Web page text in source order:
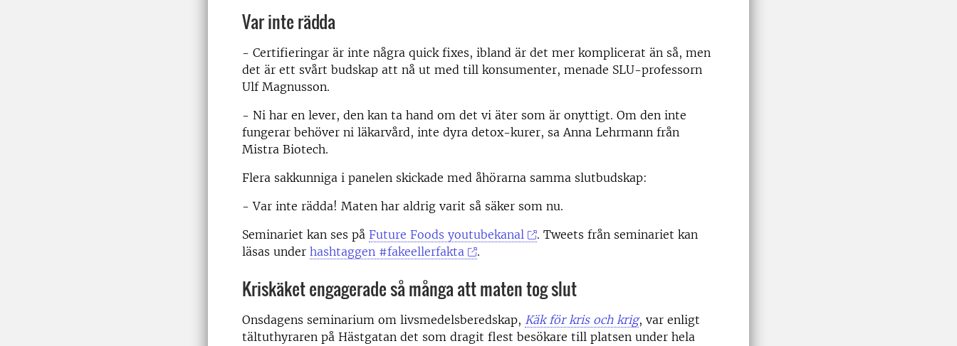
Var inte rädda
- Certifieringar är inte några quick fixes, ibland är det mer komplicerat än så, men
det är ett svårt budskap att nå ut med till konsumenter, menade SLU-professorn
Ulf Magnusson.
- Ni har en lever, den kan ta hand om det vi äter som är onyttigt. Om den inte
fungerar behöver ni läkarvård, inte dyra detox-kurer, sa Anna Lehrmann från
Mistra Biotech.
Flera sakkunniga i panelen skickade med åhörarna samma slutbudskap:
- Var inte rädda! Maten har aldrig varit så säker som nu.
Seminariet kan ses på Future Foods youtubekanal
. Tweets från seminariet kan
läsas under hashtaggen #fakeellerfakta .
Kriskäket engagerade så många att maten tog slut
Onsdagens seminarium om livsmedelsberedskap, Käk för kris och krig, var enligt
tältuthyraren på Hästgatan det som dragit flest besökare till platsen under hela